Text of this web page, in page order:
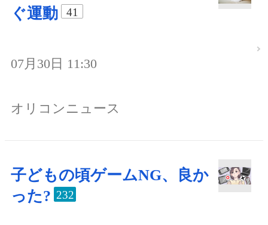
ぐ運動
41
07月30日 11:30
オリコンニュース
子どもの頃ゲームNG、良か
った? 232